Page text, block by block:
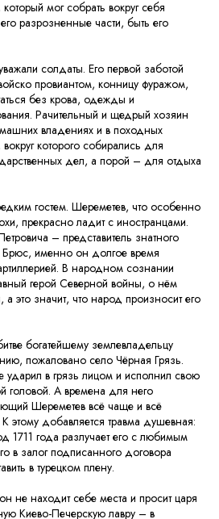
мог собрать вокруг себя
разрозненные части, быть его
солдаты. Его первой заботой
провиантом, конницу фуражом,
без крова, одежды и
Рачительный и щедрый хозяин
владениях и в походных
которого собирались для
дел, а порой – для отдыха
гостем. Шереметев, что особенно
прекрасно ладит с иностранцами.
– представитель знатного
именно он долгое время
В народном сознании
герой Северной войны, о нём
это значит, что народ произносит его
богатейшему землевладельцу
пожаловано село Чёрная Грязь.
в грязь лицом и исполнил свою
головой. А времена для него
Шереметев всё чаще и всё
этому добавляется травма душевная:
1711 года разлучает его с любимым
в залог подписанного договора
в турецком плену.
находит себе места и просит царя
Киево-Печерскую лавру – в